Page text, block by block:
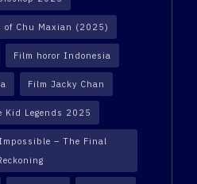
of Chu Maxian (2025)
Film horor Indonesia
Film Jacky Chan
Kid Legends 2025
– The Final